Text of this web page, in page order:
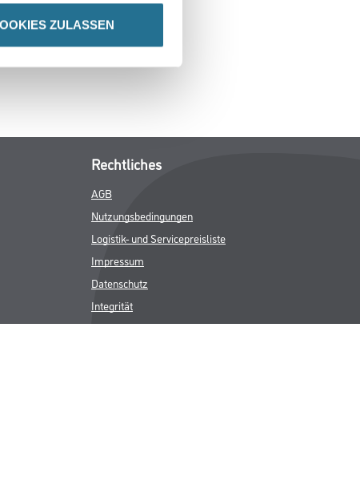
ZULASSEN
Rechtliches
AGB
Nutzungsbedingungen
Logistik- und Servicepreisliste
Impressum
Datenschutz
Integrität
Kontakt